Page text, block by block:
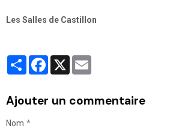
Les Salles de Castillon
PartagerFacebook
X
Ajouter un commentaire
Nom